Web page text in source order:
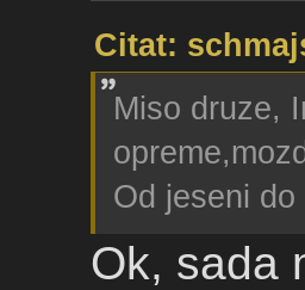
Citat:
Miso druze,
Od jeseni
Ok, sada